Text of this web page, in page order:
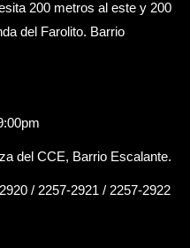
200 metros al este y 200
del Farolito. Barrio
del CCE, Barrio Escalante.
/ 2257-2921 / 2257-2922